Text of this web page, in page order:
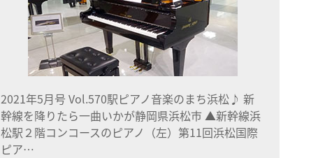
2021年5月号 Vol.570駅ピアノ音楽のまち浜松♪ 新
幹線を降りたら一曲いかが静岡県浜松市 ▲新幹線浜
松駅２階コンコースのピアノ（左）第11回浜松国際
ピア…